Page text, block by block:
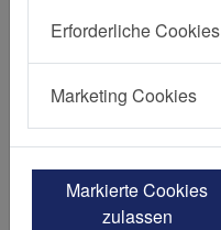
Chefarztsekretärin
Heidbergweg 22-24
45257 Essen
Fon:+49 201 455 1301
Fax: +49 201 455 2955
E-Mail senden
Erforderliche Cookies
Marketing Cookies
Markierte Cookies
zulassen